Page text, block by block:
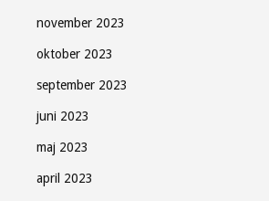
november 2023
oktober 2023
september 2023
juni 2023
maj 2023
april 2023